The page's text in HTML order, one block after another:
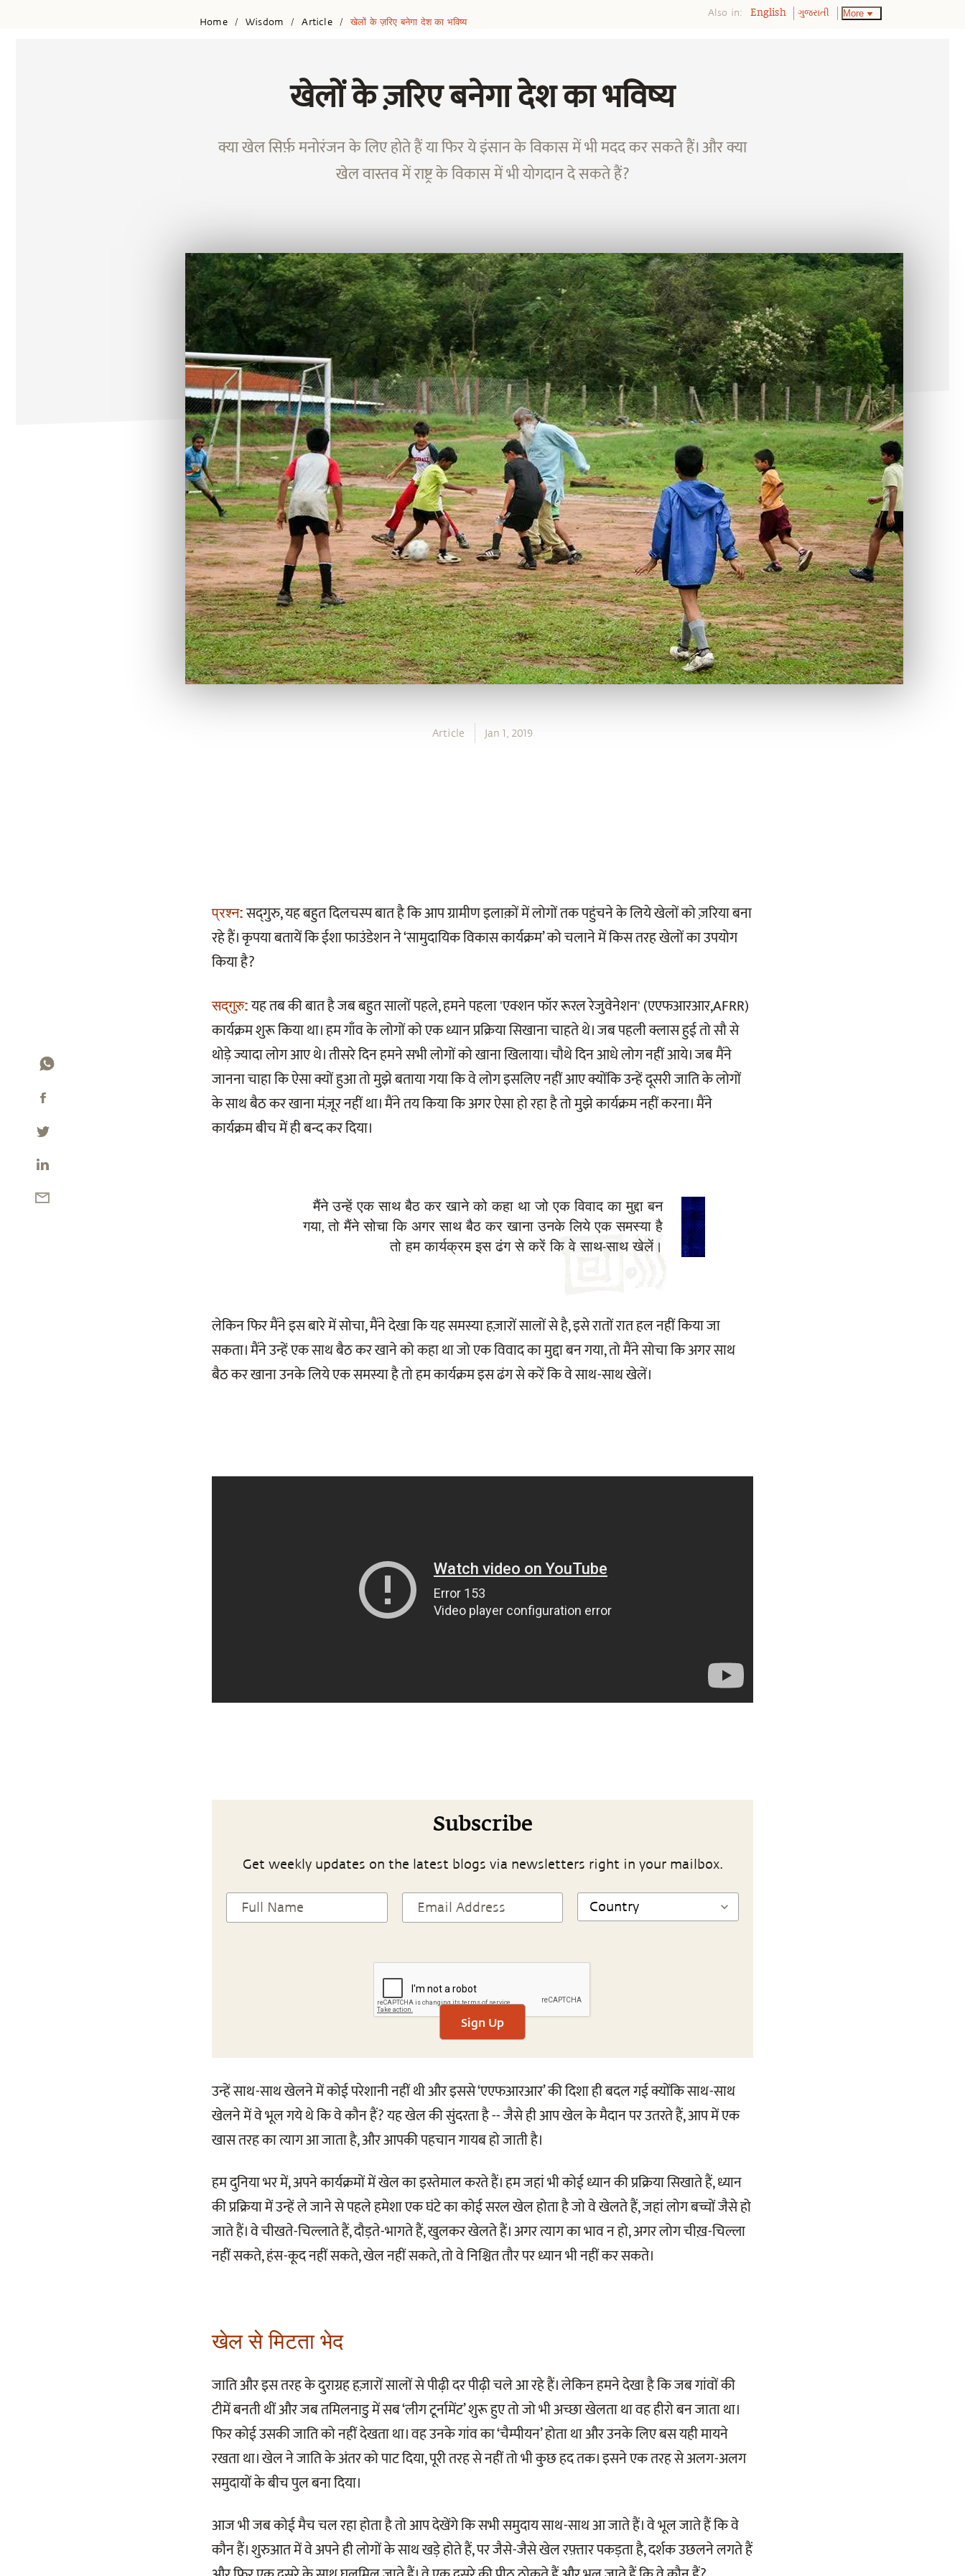
Home / Wisdom / Article / खेलों के ज़रिए बनेगा देश का भविष्य
Also in: English ગુજરાતી More
खेलों के ज़रिए बनेगा देश का भविष्य
क्या खेल सिर्फ़ मनोरंजन के लिए होते हैं या फिर ये इंसान के विकास में भी मदद कर सकते हैं। और क्या
खेल वास्तव में राष्ट्र के विकास में भी योगदान दे सकते हैं?
Article Jan 1, 2019
प्रश्न:सद्‌गुरु, यह बहुत दिलचस्प बात है कि आप ग्रामीण इलाक़ों में लोगों तक पहुंचने के लिये खेलों को ज़रिया बना
रहे हैं। कृपया बतायें कि ईशा फाउंडेशन ने ‘सामुदायिक विकास कार्यक्रम’ को चलाने में किस तरह खेलों का उपयोग
किया है?
सद्‌गुरु:यह तब की बात है जब बहुत सालों पहले, हमने पहला 'एक्शन फॉर रूरल रेजुवेनेशन' (एएफआरआर,AFRR)
कार्यक्रम शुरू किया था। हम गाँव के लोगों को एक ध्यान प्रक्रिया सिखाना चाहते थे। जब पहली क्लास हुई तो सौ से
थोड़े ज्यादा लोग आए थे। तीसरे दिन हमने सभी लोगों को खाना खिलाया। चौथे दिन आधे लोग नहीं आये। जब मैंने
जानना चाहा कि ऐसा क्यों हुआ तो मुझे बताया गया कि वे लोग इसलिए नहीं आए क्योंकि उन्हें दूसरी जाति के लोगों
के साथ बैठ कर खाना मंज़ूर नहीं था। मैंने तय किया कि अगर ऐसा हो रहा है तो मुझे कार्यक्रम नहीं करना। मैंने
कार्यक्रम बीच में ही बन्द कर दिया।
मैंने उन्हें एक साथ बैठ कर खाने को कहा था जो एक विवाद का मुद्दा बन
गया, तो मैंने सोचा कि अगर साथ बैठ कर खाना उनके लिये एक समस्या है
तो हम कार्यक्रम इस ढंग से करें कि वे साथ-साथ खेलें।
लेकिन फिर मैंने इस बारे में सोचा, मैंने देखा कि यह समस्या हज़ारों सालों से है, इसे रातों रात हल नहीं किया जा
सकता। मैंने उन्हें एक साथ बैठ कर खाने को कहा था जो एक विवाद का मुद्दा बन गया, तो मैंने सोचा कि अगर साथ
बैठ कर खाना उनके लिये एक समस्या है तो हम कार्यक्रम इस ढंग से करें कि वे साथ-साथ खेलें।
Subscribe
Get weekly updates on the latest blogs via newsletters right in your mailbox.
Sign Up
उन्हें साथ-साथ खेलने में कोई परेशानी नहीं थी और इससे ‘एएफआरआर’ की दिशा ही बदल गई क्योंकि साथ-साथ
खेलने में वे भूल गये थे कि वे कौन हैं? यह खेल की सुंदरता है -- जैसे ही आप खेल के मैदान पर उतरते हैं, आप में एक
खास तरह का त्याग आ जाता है, और आपकी पहचान गायब हो जाती है।
हम दुनिया भर में, अपने कार्यक्रमों में खेल का इस्तेमाल करते हैं। हम जहां भी कोई ध्यान की प्रक्रिया सिखाते हैं, ध्यान
की प्रक्रिया में उन्हें ले जाने से पहले हमेशा एक घंटे का कोई सरल खेल होता है जो वे खेलते हैं, जहां लोग बच्चों जैसे हो
जाते हैं। वे चीखते-चिल्लाते हैं, दौड़ते-भागते हैं, खुलकर खेलते हैं। अगर त्याग का भाव न हो, अगर लोग चीख़-चिल्ला
नहीं सकते, हंस-कूद नहीं सकते, खेल नहीं सकते, तो वे निश्चित तौर पर ध्यान भी नहीं कर सकते।
खेल से मिटता भेद
जाति और इस तरह के दुराग्रह हज़ारों सालों से पीढ़ी दर पीढ़ी चले आ रहे हैं। लेकिन हमने देखा है कि जब गांवों की
टीमें बनती थीं और जब तमिलनाडु में सब ‘लीग टूर्नामेंट’ शुरू हुए तो जो भी अच्छा खेलता था वह हीरो बन जाता था।
फिर कोई उसकी जाति को नहीं देखता था। वह उनके गांव का ‘चैम्पीयन’ होता था और उनके लिए बस यही मायने
रखता था। खेल ने जाति के अंतर को पाट दिया, पूरी तरह से नहीं तो भी कुछ हद तक। इसने एक तरह से अलग-अलग
समुदायों के बीच पुल बना दिया।
आज भी जब कोई मैच चल रहा होता है तो आप देखेंगे कि सभी समुदाय साथ-साथ आ जाते हैं। वे भूल जाते हैं कि वे
कौन हैं। शुरुआत में वे अपने ही लोगों के साथ खड़े होते हैं, पर जैसे-जैसे खेल रफ़्तार पकड़ता है, दर्शक उछलने लगते हैं